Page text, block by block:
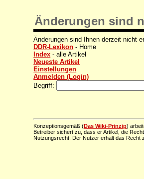
Änderungen sind
Änderungen sind Ihnen derzeit nicht
DDR-Lexikon - Home
Index - alle Artikel
Neueste Artikel
Einstellungen
Anmelden (Login)
Begriff:
Konzeptionsgemäß (Das Wiki-Prinzip)
Betreiber sichert zu, dass er Artikel, die
Nutzungsrecht: Der Nutzer erhält das Recht